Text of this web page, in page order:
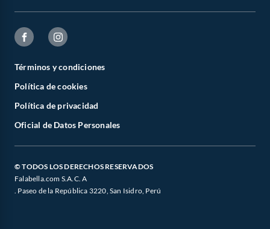
Términos y condiciones
Política de cookies
Política de privacidad
Oficial de Datos Personales
© TODOS LOS DERECHOS RESERVADOS
Falabella.com S.A.C. A
. Paseo de la República 3220, San Isidro, Perú